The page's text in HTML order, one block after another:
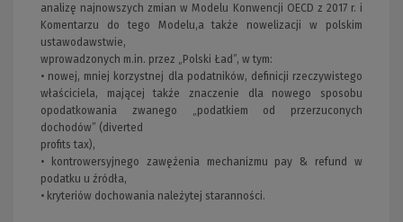
analizę najnowszych zmian w Modelu Konwencji OECD z 2017 r. i
Komentarzu do tego Modelu,a także nowelizacji w polskim
ustawodawstwie,
wprowadzonych m.in. przez „Polski Ład”, w tym:
• nowej, mniej korzystnej dla podatników, definicji rzeczywistego
właściciela, mającej także znaczenie dla nowego sposobu
opodatkowania zwanego „podatkiem od przerzuconych
dochodów” (diverted
profits tax),
• kontrowersyjnego zawężenia mechanizmu pay & refund w
podatku u źródła,
• kryteriów dochowania należytej staranności.